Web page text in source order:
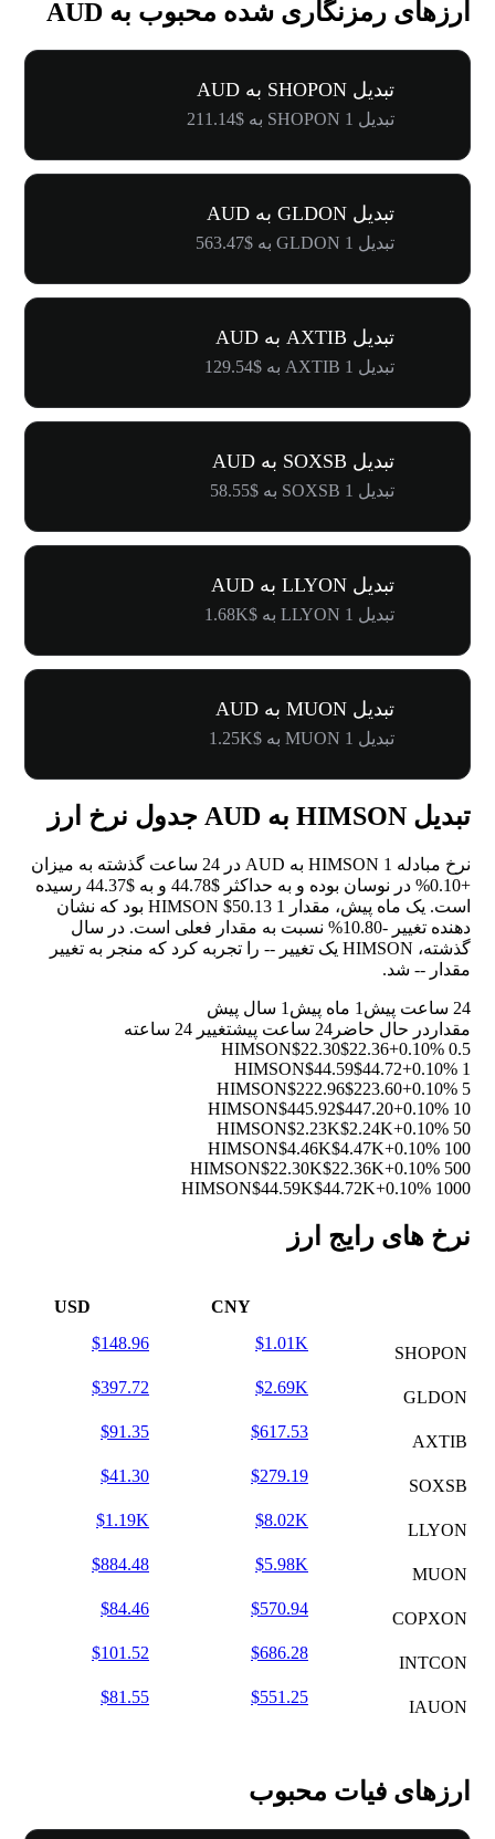
ارزهای رمزنگاری شده محبوب به AUD
تبدیل SHOPON به AUD
تبدیل 1 SHOPON به $211.14
تبدیل GLDON به AUD
تبدیل 1 GLDON به $563.47
تبدیل AXTIB به AUD
تبدیل 1 AXTIB به $129.54
تبدیل SOXSB به AUD
تبدیل 1 SOXSB به $58.55
تبدیل LLYON به AUD
تبدیل 1 LLYON به $1.68K
تبدیل MUON به AUD
تبدیل 1 MUON به $1.25K
تبدیل HIMSON به AUD جدول نرخ ارز
نرخ مبادله 1 HIMSON به AUD در 24 ساعت گذشته به میزان
+0.10%
در نوسان بوده و به حداکثر $44.78 و به $44.37 رسیده
است. یک ماه پیش، مقدار 1 HIMSON $50.13 بود که نشان
دهنده تغییر -10.80%
نسبت به مقدار فعلی است. در سال
گذشته، HIMSON یک تغییر
-- را تجربه کرد که منجر به تغییر
مقدار -- شد.
24 ساعت پیش 1 ماه پیش
1 سال پیش
مقدار در حال حاضر 24 ساعت پیش
تغییر 24 ساعته
0.5 HIMSON
$22.30$22.36+0.10%
1 HIMSON
$44.59$44.72+0.10%
5 HIMSON
$222.96$223.60+0.10%
10 HIMSON
$445.92$447.20+0.10%
50 HIMSON
$2.23K$2.24K+0.10%
100 HIMSON
$4.46K$4.47K+0.10%
500 HIMSON
$22.30K$22.36K+0.10%
1000 HIMSON
$44.59K$44.72K+0.10%
نرخ های رایج ارز
CNY
USD
SHOPON
$1.01K
$148.96
GLDON
$2.69K
$397.72
AXTIB
$617.53
$91.35
SOXSB
$279.19
$41.30
LLYON
$8.02K
$1.19K
MUON
$5.98K
$884.48
COPXON
$570.94
$84.46
INTCON
$686.28
$101.52
IAUON
$551.25
$81.55
ارزهای فیات محبوب